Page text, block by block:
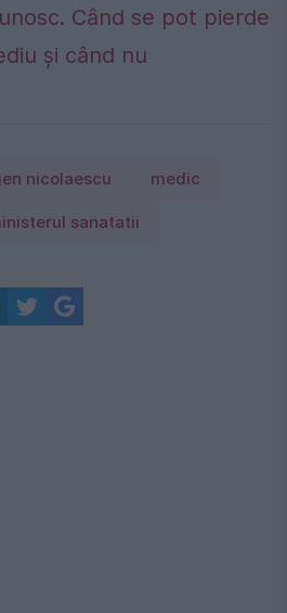
Când se pot pierde
și când nu
nicolaescu medic
sanatatii